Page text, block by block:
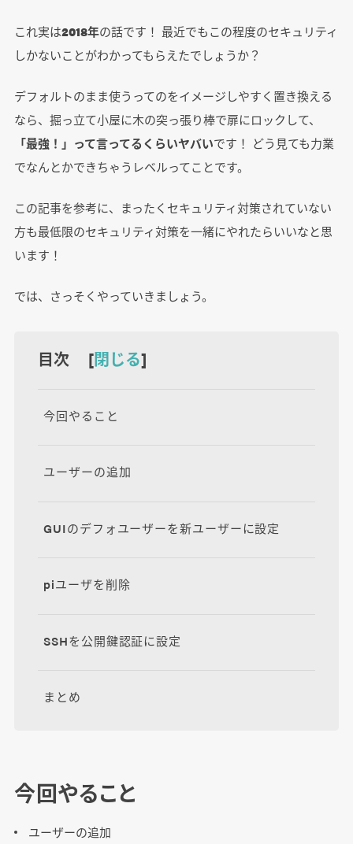
これ実は2018年の話です！ 最近でもこの程度のセキュリティ
しかないことがわかってもらえたでしょうか？
デフォルトのまま使うってのをイメージしやすく置き換える
なら、掘っ立て小屋に木の突っ張り棒で扉にロックして、
「最強！」って言ってるくらいヤバいです！ どう見ても力業
でなんとかできちゃうレベルってことです。
この記事を参考に、まったくセキュリティ対策されていない
方も最低限のセキュリティ対策を一緒にやれたらいいなと思
います！
では、さっそくやっていきましょう。
目次 [閉じる]
今回やること
ユーザーの追加
GUIのデフォユーザーを新ユーザーに設定
piユーザを削除
SSHを公開鍵認証に設定
まとめ
今回やること
ユーザーの追加